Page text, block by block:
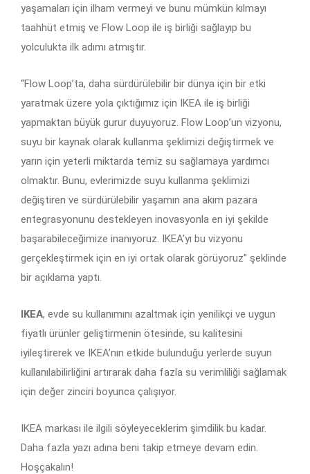
yaşamaları için ilham vermeyi ve bunu mümkün kılmayı
taahhüt etmiş ve Flow Loop ile iş birliği sağlayıp bu
yolculukta ilk adımı atmıştır.
“Flow Loop’ta, daha sürdürülebilir bir dünya için bir etki
yaratmak üzere yola çıktığımız için IKEA ile iş birliği
yapmaktan büyük gurur duyuyoruz. Flow Loop’un vizyonu,
suyu bir kaynak olarak kullanma şeklimizi değiştirmek ve
yarın için yeterli miktarda temiz su sağlamaya yardımcı
olmaktır. Bunu, evlerimizde suyu kullanma şeklimizi
değiştiren ve sürdürülebilir yaşamın ana akım pazara
entegrasyonunu destekleyen inovasyonla en iyi şekilde
başarabileceğimize inanıyoruz. IKEA’yı bu vizyonu
gerçekleştirmek için en iyi ortak olarak görüyoruz” şeklinde
bir açıklama yaptı.
IKEA, evde su kullanımını azaltmak için yenilikçi ve uygun
fiyatlı ürünler geliştirmenin ötesinde, su kalitesini
iyileştirerek ve IKEA’nın etkide bulunduğu yerlerde suyun
kullanılabilirliğini artırarak daha fazla su verimliliği sağlamak
için değer zinciri boyunca çalışıyor.
IKEA markası ile ilgili söyleyeceklerim şimdilik bu kadar.
Daha fazla yazı adına beni takip etmeye devam edin.
Hoşçakalın!